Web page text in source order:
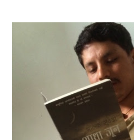
लोकप्रियताको तेजले एकदशकभन्दा बढि केन्द्रिय
कांग्रेस आर्इ संविधानतः संसदमा प्रमुख
रह्यो । संक्षेपमा भन्दा मोदीको उदयले पारम्परिक
चमत्कारिक नरेन्द्र दामोदरदास मोदी उनकै अनुसार,